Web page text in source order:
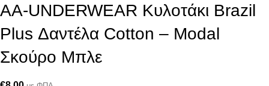
AA-UNDERWEAR Κυλοτάκι Brazil
Plus Δαντέλα Cotton – Modal
Σκούρο Μπλε